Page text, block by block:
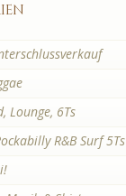
Lounge, 6Ts
R&B Surf 5Ts